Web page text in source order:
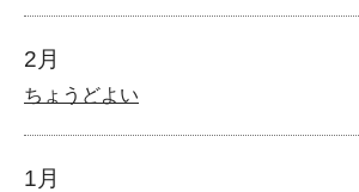
2月
ちょうどよい
1月